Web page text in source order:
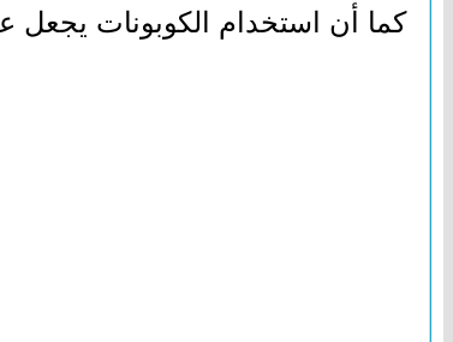
كما أن استخدام الكوبونات يجعل